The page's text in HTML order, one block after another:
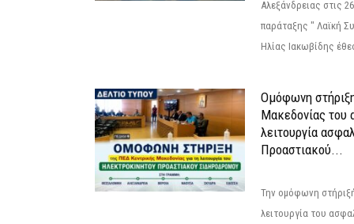
Αλεξάνδρειας στις
παράταξης " Λαϊκή
Ηλίας Ιακωβίδης
Ομόφωνη
Μακεδονίας του
λειτουργία
Προαστιακού...
Την ομόφωνη
λειτουργία του